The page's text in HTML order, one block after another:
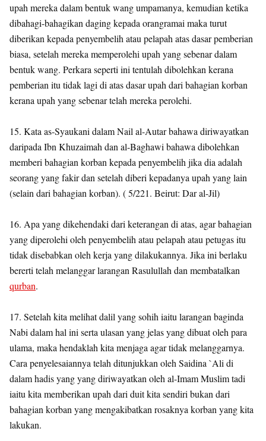
upah mereka dalam bentuk wang umpamanya, kemudian ketika
dibahagi-bahagikan daging kepada orangramai maka turut
diberikan kepada penyembelih atau pelapah atas dasar pemberian
biasa, setelah mereka memperolehi upah yang sebenar dalam
bentuk wang. Perkara seperti ini tentulah dibolehkan kerana
pemberian itu tidak lagi di atas dasar upah dari bahagian korban
kerana upah yang sebenar telah mereka perolehi.
15. Kata as-Syaukani dalam Nail al-Autar bahawa diriwayatkan
daripada Ibn Khuzaimah dan al-Baghawi bahawa dibolehkan
memberi bahagian korban kepada penyembelih jika dia adalah
seorang yang fakir dan setelah diberi kepadanya upah yang lain
(selain dari bahagian korban). ( 5/221. Beirut: Dar al-Jil)
16. Apa yang dikehendaki dari keterangan di atas, agar bahagian
yang diperolehi oleh penyembelih atau pelapah atau petugas itu
tidak disebabkan oleh kerja yang dilakukannya. Jika ini berlaku
bererti telah melanggar larangan Rasulullah dan membatalkan
qurban.
17. Setelah kita melihat dalil yang sohih iaitu larangan baginda
Nabi dalam hal ini serta ulasan yang jelas yang dibuat oleh para
ulama, maka hendaklah kita menjaga agar tidak melanggarnya.
Cara penyelesaiannya telah ditunjukkan oleh Saidina `Ali di
dalam hadis yang yang diriwayatkan oleh al-Imam Muslim tadi
iaitu kita memberikan upah dari duit kita sendiri bukan dari
bahagian korban yang mengakibatkan rosaknya korban yang kita
lakukan.